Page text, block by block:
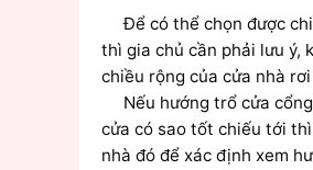
Để có thể chọn được
thì gia chủ cần phải lưu ý,
chiều rộng của cửa nhà
Nếu hướng trổ cửa cổng
cửa có sao tốt chiếu tới
nhà đó để xác định xem